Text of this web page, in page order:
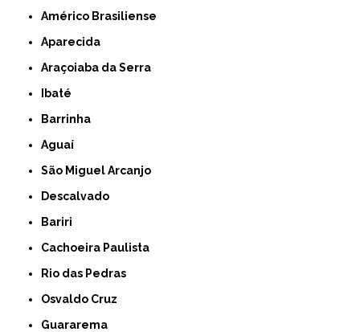
Américo Brasiliense
Aparecida
Araçoiaba da Serra
Ibaté
Barrinha
Aguaí
São Miguel Arcanjo
Descalvado
Bariri
Cachoeira Paulista
Rio das Pedras
Osvaldo Cruz
Guararema